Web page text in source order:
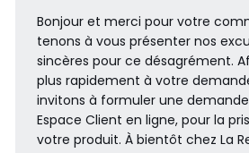
Bonjour et merci pour votre
tenons à vous présenter nos
sincères pour ce désagrément.
plus rapidement à votre
invitons à formuler une demande
Espace Client en ligne, pour la
votre produit. À bientôt chez La